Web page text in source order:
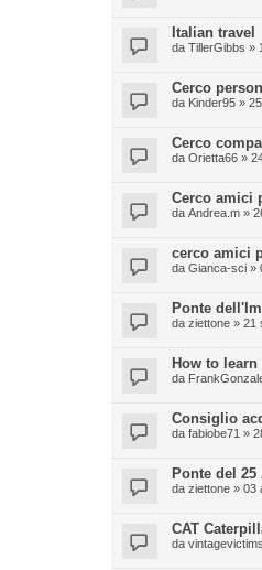
Italian travel
da TillerGibbs »
Cerco
da Kinder95 »
Cerco
da Orietta66 »
Cerco amici
da Andrea.m »
cerco amici
da Gianca-sci »
Ponte
da ziettone » 21
How to
da
Consiglio
da fabiobe71 »
Ponte del
da ziettone » 03
CAT
da vintagevictims